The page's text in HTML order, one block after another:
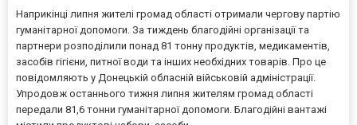
Наприкінці липня жителі громад області отримали чергову партію
гуманітарної допомоги. За тиждень благодійні організації та
партнери розподілили понад 81 тонну продуктів, медикаментів,
засобів гігієни, питної води та інших необхідних товарів. Про це
повідомляють у Донецькій обласній військовій адміністрації.
Упродовж останнього тижня липня жителям громад області
передали 81,6 тонни гуманітарної допомоги. Благодійні вантажі